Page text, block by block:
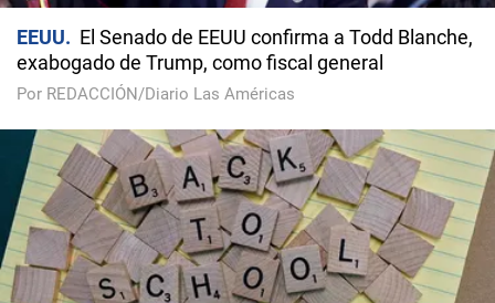
EEUU
El Senado de EEUU confirma a Todd Blanche,
exabogado de Trump, como fiscal general
Por REDACCIÓN/Diario Las Américas